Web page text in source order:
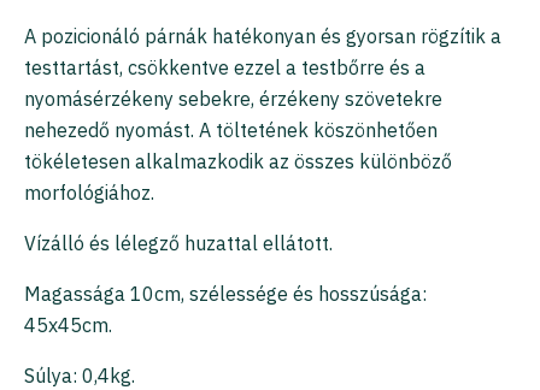
A pozicionáló párnák hatékonyan és gyorsan rögzítik a
testtartást, csökkentve ezzel a testbőrre és a
nyomásérzékeny sebekre, érzékeny szövetekre
nehezedő nyomást. A töltetének köszönhetően
tökéletesen alkalmazkodik az összes különböző
morfológiához.
Vízálló és lélegző huzattal ellátott.
Magassága 10cm, szélessége és hosszúsága:
45x45cm.
Súlya: 0,4kg.